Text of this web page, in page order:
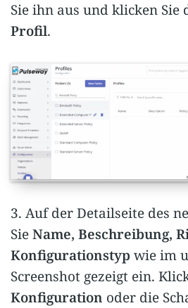
Sie ihn aus und klicken Sie
Profil.
3. Auf der Detailseite des
SieName, Beschreibung,
Konfigurationstyp wie im
Screenshot gezeigt ein.
Konfiguration oder die